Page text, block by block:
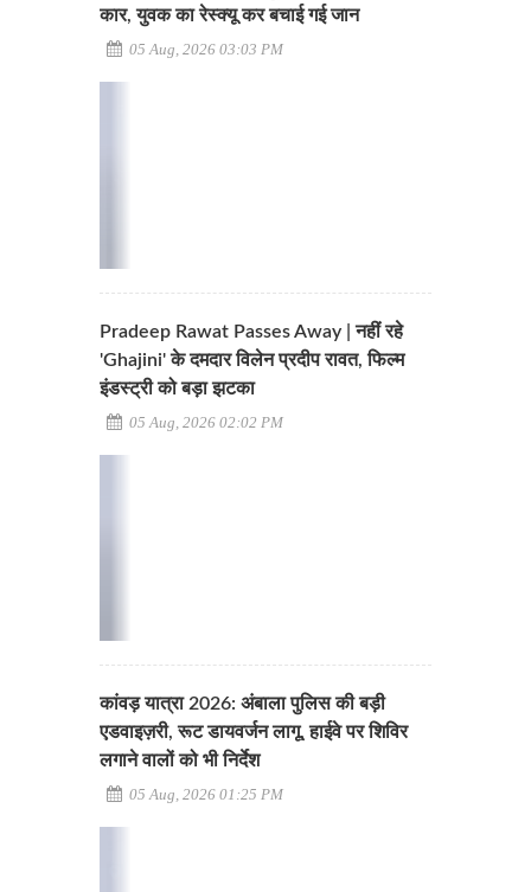
कार, युवक का रेस्क्यू कर बचाई गई जान
05 Aug, 2026 03:03 PM
Pradeep Rawat Passes Away | नहीं रहे
'Ghajini' के दमदार विलेन प्रदीप रावत, फिल्म
इंडस्ट्री को बड़ा झटका
05 Aug, 2026 02:02 PM
कांवड़ यात्रा 2026: अंबाला पुलिस की बड़ी
एडवाइज़री, रूट डायवर्जन लागू, हाईवे पर शिविर
लगाने वालों को भी निर्देश
05 Aug, 2026 01:25 PM